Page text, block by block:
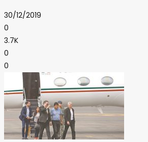
30/12/2019
0
3.7K
0
0